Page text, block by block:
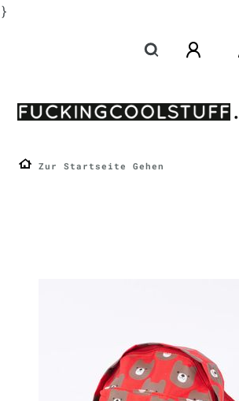
}
Zur Startseite Gehen